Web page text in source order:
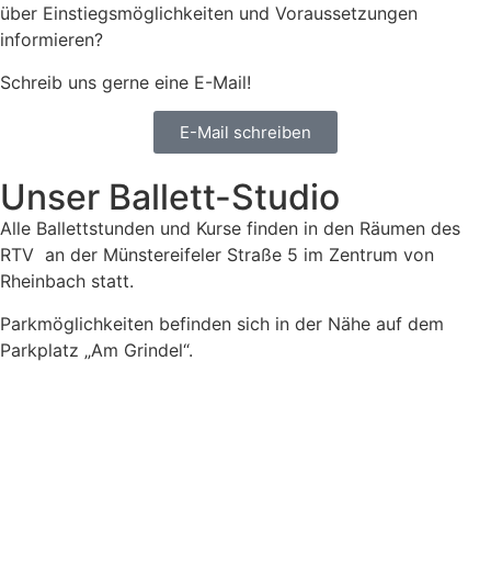
über Einstiegsmöglichkeiten und Voraussetzungen
informieren?
Schreib uns gerne eine E-Mail!
E-Mail schreiben
Unser Ballett-Studio
Alle Ballettstunden und Kurse finden in den Räumen des
RTV an der Münstereifeler Straße 5 im Zentrum von
Rheinbach statt.
Parkmöglichkeiten befinden sich in der Nähe auf dem
Parkplatz „Am Grindel“.